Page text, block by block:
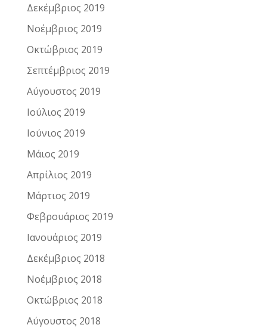
Δεκέμβριος 2019
Νοέμβριος 2019
Οκτώβριος 2019
Σεπτέμβριος 2019
Αύγουστος 2019
Ιούλιος 2019
Ιούνιος 2019
Μάιος 2019
Απρίλιος 2019
Μάρτιος 2019
Φεβρουάριος 2019
Ιανουάριος 2019
Δεκέμβριος 2018
Νοέμβριος 2018
Οκτώβριος 2018
Αύγουστος 2018